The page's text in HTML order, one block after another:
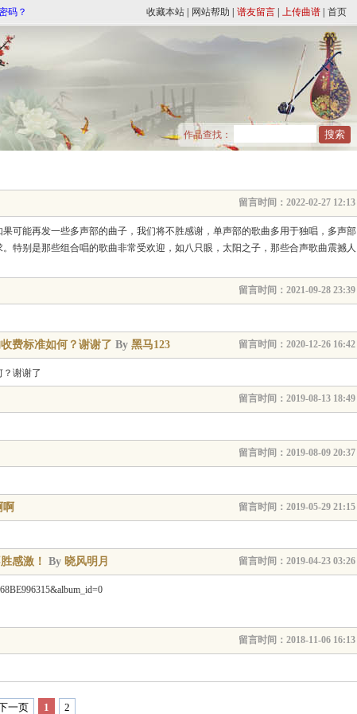
码？ 收藏本站 网站帮助 谱友留言 上传曲谱 首页
作品查找：
留言时间：2022-02-27 12:13
可能再发一些多声部的曲子，我们将不胜感谢，单声部的歌曲多用于独唱，多声部
特别是那些组合唱的歌曲非常受欢迎，如八只眼，太阳之子，那些合声歌曲震撼人
留言时间：2021-09-28 23:39
留言时间：2020-12-26 16:42
费标准如何？谢谢了 By 黑马123
谢谢了
留言时间：2019-08-13 18:49
留言时间：2019-08-09 20:37
留言时间：2019-05-29 21:15
啊
留言时间：2019-04-23 03:26
感激！ By 晓风明月
留言时间：2018-11-06 16:13
一页 1 2